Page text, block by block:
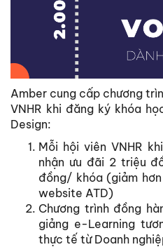
Amber cung cấp chương
VNHR khi đăng ký khóa
Design:
Mỗi hội viên VNHR
nhận ưu đãi 2 triệu
đồng/ khóa (giảm
website ATD)
Chương trình đồng
giảng e-Learning
thực tế từ Doanh